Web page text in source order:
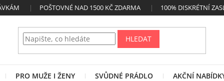
POŠTOVNÉ NAD 1500 KČ ZDARMA 100% DISKRÉTNÍ
HLEDAT
PRO MUŽE I ŽENY SVŮDNÉ PRÁDLO AKČNÍ